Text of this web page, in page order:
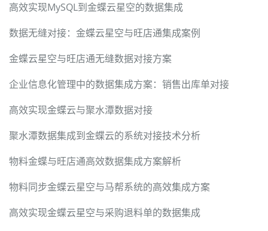
高效实现MySQL到金蝶云星空的数据集成
数据无缝对接：金蝶云星空与旺店通集成案例
金蝶云星空与旺店通无缝数据对接方案
企业信息化管理中的数据集成方案：销售出库单对接
高效实现金蝶云与聚水潭数据对接
聚水潭数据集成到金蝶云的系统对接技术分析
物料金蝶与旺店通高效数据集成方案解析
物料同步金蝶云星空与马帮系统的高效集成方案
高效实现金蝶云星空与采购退料单的数据集成